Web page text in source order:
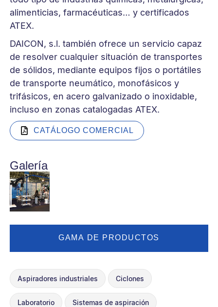
alimenticias, farmacéuticas… y certificados
ATEX.
DAICON, s.l. también ofrece un servicio capaz
de resolver cualquier situación de transportes
de sólidos, mediante equipos fijos o portátiles
de transporte neumático, monofásicos y
trifásicos, en acero galvanizado o inoxidable,
incluso en zonas catalogadas ATEX.
CATÁLOGO COMERCIAL
Galería
GAMA DE PRODUCTOS
Aspiradores industriales Ciclones
Laboratorio Sistemas de aspiración